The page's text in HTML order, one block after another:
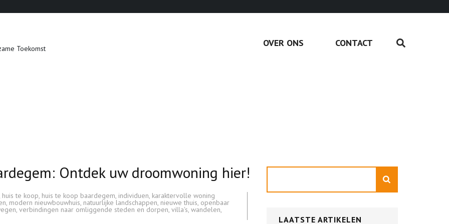
Toekomst OVER ONS CONTACT
Ontdek uw droomwoning hier!
huis te koop, huis te koop baardegem, individuen, karaktervolle woning
, modern nieuwbouwhuis, natuurlijke landschappen, nieuwe thuis, openbaar
, verbindingen naar omliggende steden en dorpen, villa's, wandelen,
LAATSTE ARTIKELEN